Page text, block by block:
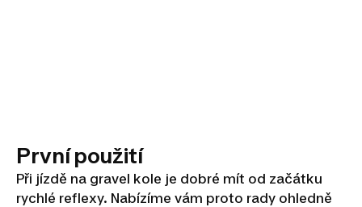
První použití
Při jízdě na gravel kole je dobré mít od začátku
rychlé reflexy. Nabízíme vám proto rady ohledně